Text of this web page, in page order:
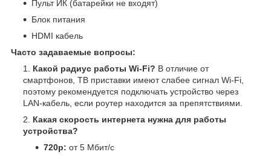
Пульт ИК (батарейки не входят)
Блок питания
HDMI кабель
Часто задаваемые вопросы:
Какой радиус работы Wi-Fi? В отличие от
смартфонов, ТВ приставки имеют слабее сигнал Wi-Fi,
поэтому рекомендуется подключать устройство через
LAN-кабель, если роутер находится за препятствиями.
Какая скорость интернета нужна для работы
устройства?
720p: от 5 Мбит/с